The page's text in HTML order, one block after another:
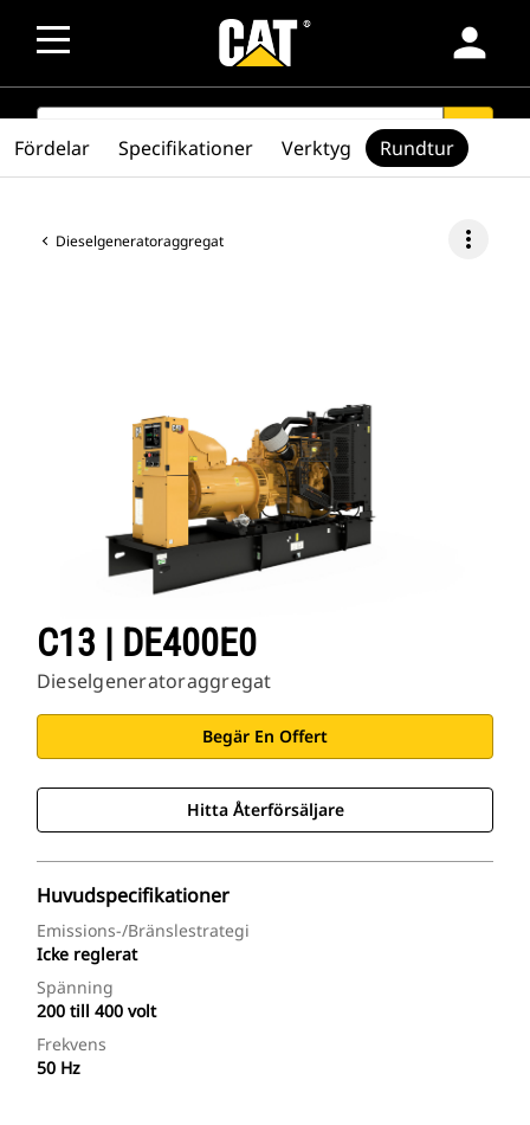
person
SEARCH search
Dieselgeneratoraggregat more_vert
C13 | DE400E0
Dieselgeneratoraggregat
Begär En Offert
Hitta Återförsäljare
Huvudspecifikationer
Emissions-/bränslestrategi
Icke reglerat
Spänning
200 till 400 volt
Frekvens
50 Hz
Fördelar Specifikationer Verktyg Rundtur